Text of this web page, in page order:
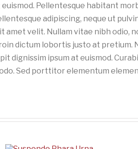
Pellentesque habitant
adipiscing, neque ut
amet velit. Nullam vitae nibh odio,
dictum lobortis justo at pretium.
dignissim ipsum at euismod.
Sed porttitor elementum